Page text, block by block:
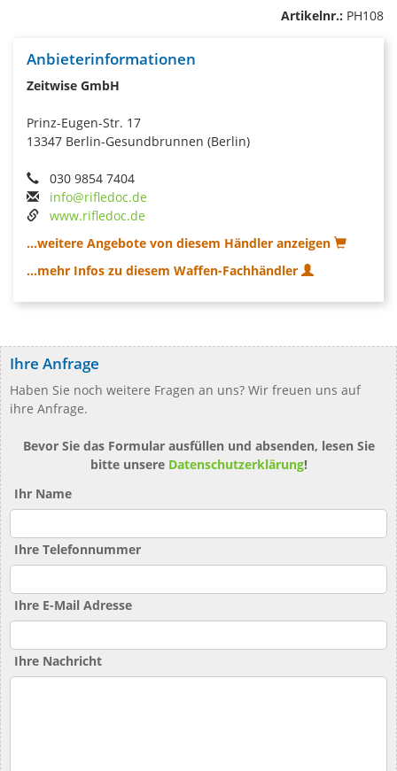
Artikelnr.: PH108
Anbieterinformationen
Zeitwise GmbH
Prinz-Eugen-Str. 17
13347 Berlin-Gesundbrunnen (Berlin)
030 9854 7404
info@rifledoc.de
www.rifledoc.de
...weitere Angebote von diesem Händler anzeigen
...mehr Infos zu diesem Waffen-Fachhändler
Ihre Anfrage
Haben Sie noch weitere Fragen an uns? Wir freuen uns auf
ihre Anfrage.
Bevor Sie das Formular ausfüllen und absenden, lesen Sie
bitte unsere Datenschutzerklärung!
Ihr Name
Ihre Telefonnummer
Ihre E-Mail Adresse
Ihre Nachricht